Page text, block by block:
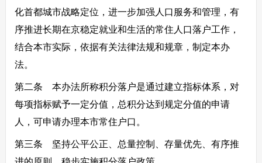
化首都城市战略定位，进一步加强人口服务和管理，有
序推进长期在京稳定就业和生活的常住人口落户工作，
结合本市实际，依据有关法律法规和规章，制定本办
法。
第二条 本办法所称积分落户是通过建立指标体系，对
每项指标赋予一定分值，总积分达到规定分值的申请
人，可申请办理本市常住户口。
第三条 坚持公平公正、总量控制、存量优先、有序推